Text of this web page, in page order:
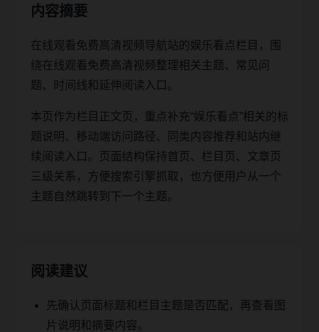
内容摘要
在线观看免费高清视频导航站的娱乐看点栏目，围
绕在线观看免费高清视频整理相关主题、常见问
题、时间线和延伸阅读入口。
本页作为栏目正文页，重点补充“娱乐看点”相关的标
题说明、移动端访问路径、同类内容推荐和站内继
续阅读入口。页面结构保持首页、栏目页、文章页
三级关系，方便搜索引擎抓取，也方便用户从一个
主题自然跳转到下一个主题。
阅读建议
先确认页面标题和栏目主题是否匹配，再查看图
片说明和摘要内容。